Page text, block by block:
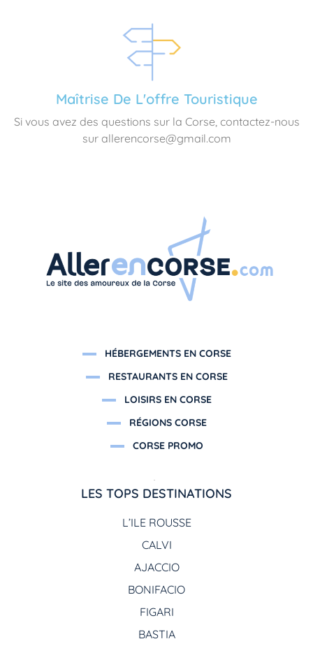
Maîtrise De L'offre Touristique
Si vous avez des questions sur la Corse, contactez-nous
sur allerencorse@gmail.com
HÉBERGEMENTS EN CORSE
RESTAURANTS EN CORSE
LOISIRS EN CORSE
RÉGIONS CORSE
CORSE PROMO
LES TOPS DESTINATIONS
L’ILE ROUSSE
CALVI
AJACCIO
BONIFACIO
FIGARI
BASTIA